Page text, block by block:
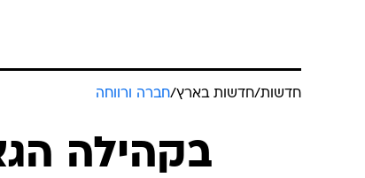
חדשות/חדשות בארץ/חברה ורווחה
בקהילה